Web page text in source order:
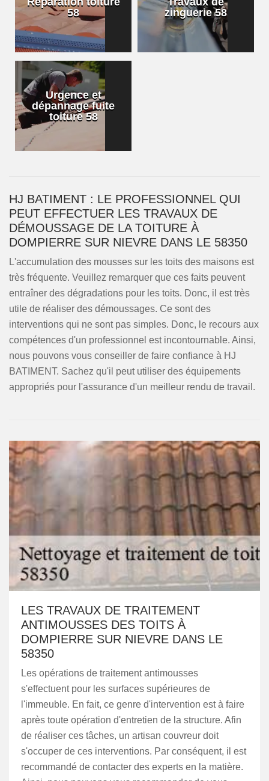
58
zinguerie 58
Urgence et
dépannage fuite
toiture 58
HJ BATIMENT : LE PROFESSIONNEL QUI
PEUT EFFECTUER LES TRAVAUX DE
DÉMOUSSAGE DE LA TOITURE À
DOMPIERRE SUR NIEVRE DANS LE 58350
L'accumulation des mousses sur les toits des maisons est
très fréquente. Veuillez remarquer que ces faits peuvent
entraîner des dégradations pour les toits. Donc, il est très
utile de réaliser des démoussages. Ce sont des
interventions qui ne sont pas simples. Donc, le recours aux
compétences d'un professionnel est incontournable. Ainsi,
nous pouvons vous conseiller de faire confiance à HJ
BATIMENT. Sachez qu'il peut utiliser des équipements
appropriés pour l'assurance d'un meilleur rendu de travail.
LES TRAVAUX DE TRAITEMENT
ANTIMOUSSES DES TOITS À
DOMPIERRE SUR NIEVRE DANS LE
58350
Les opérations de traitement antimousses
s'effectuent pour les surfaces supérieures de
l'immeuble. En fait, ce genre d'intervention est à faire
après toute opération d'entretien de la structure. Afin
de réaliser ces tâches, un artisan couvreur doit
s'occuper de ces interventions. Par conséquent, il est
recommandé de contacter des experts en la matière.